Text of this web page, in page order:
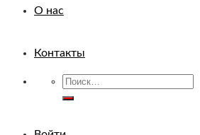
О нас
Контакты
Искать: